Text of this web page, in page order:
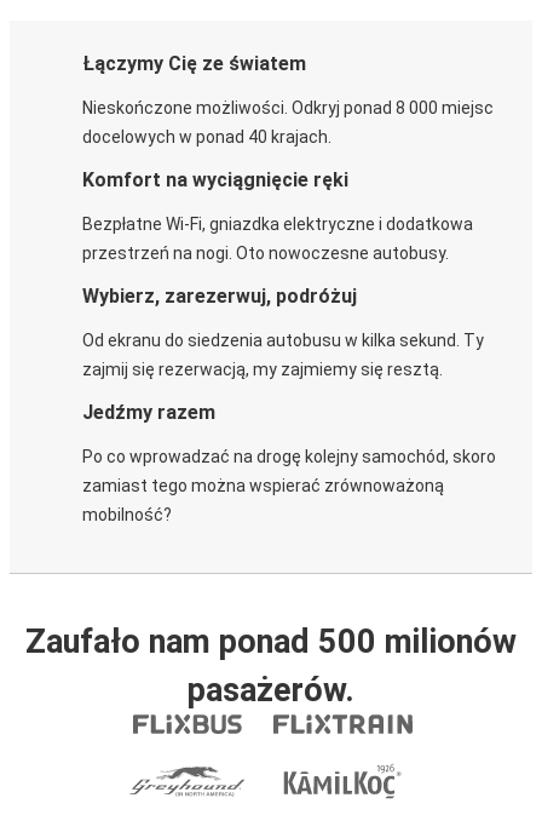
Łączymy Cię ze światem
Nieskończone możliwości. Odkryj ponad 8 000 miejsc
docelowych w ponad 40 krajach.
Komfort na wyciągnięcie ręki
Bezpłatne Wi-Fi, gniazdka elektryczne i dodatkowa
przestrzeń na nogi. Oto nowoczesne autobusy.
Wybierz, zarezerwuj, podróżuj
Od ekranu do siedzenia autobusu w kilka sekund. Ty
zajmij się rezerwacją, my zajmiemy się resztą.
Jedźmy razem
Po co wprowadzać na drogę kolejny samochód, skoro
zamiast tego można wspierać zrównoważoną
mobilność?
Zaufało nam ponad 500 milionów
pasażerów.